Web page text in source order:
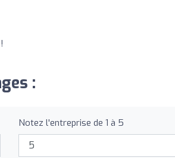
:
Notez l'entreprise de 1 à 5